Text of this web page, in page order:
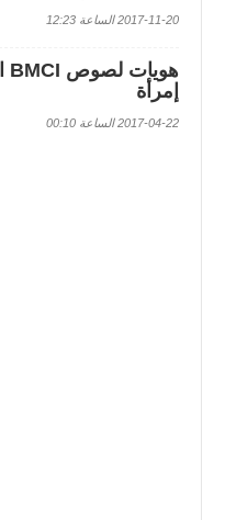
2017-11-20 الساعة 12:23
إمرأة
2017-04-22 الساعة 00:10